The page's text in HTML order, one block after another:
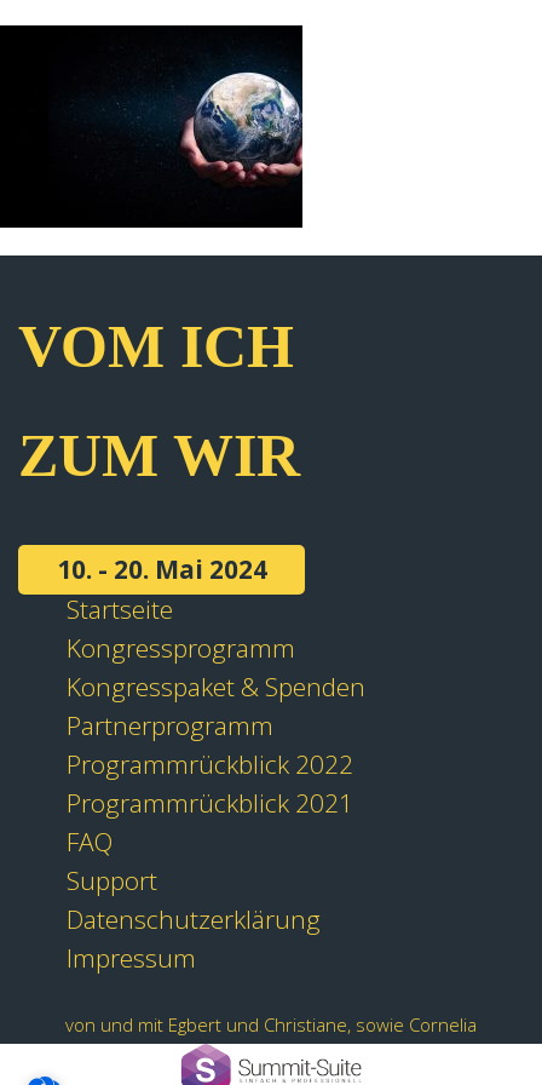
VOM ICH
ZUM WIR
10. - 20. Mai 2024
Startseite
Kongressprogramm
Kongresspaket & Spenden
Partnerprogramm
Programmrückblick 2022
Programmrückblick 2021
FAQ
Support
Datenschutzerklärung
Impressum
von und mit Egbert und Christiane, sowie Cornelia